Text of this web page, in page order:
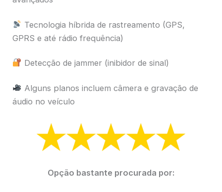
Tecnologia híbrida de rastreamento (GPS,
GPRS e até rádio frequência)
Detecção de jammer (inibidor de sinal)
Alguns planos incluem câmera e gravação de
áudio no veículo
Opção bastante procurada por: